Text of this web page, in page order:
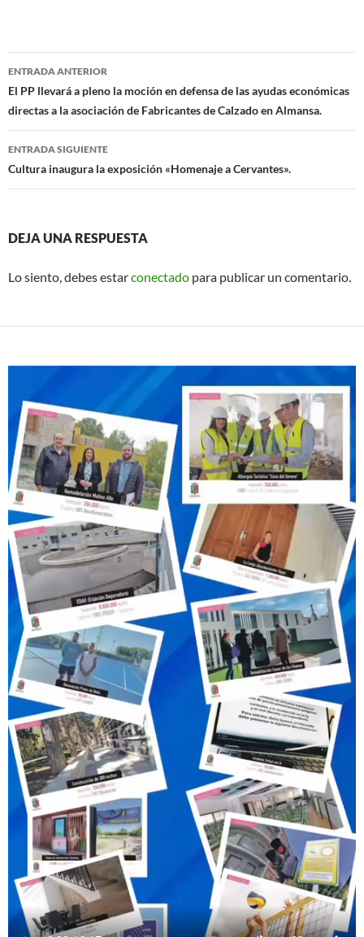
b
o
o
k
s
A
p
p
Navegación
de
entradas
ENTRADA ANTERIOR
El PP llevará a pleno la moción en defensa de las ayudas económicas
directas a la asociación de Fabricantes de Calzado en Almansa.
ENTRADA SIGUIENTE
Cultura inaugura la exposición «Homenaje a Cervantes».
DEJA UNA RESPUESTA
Lo siento, debes estarconectado para publicar un comentario.